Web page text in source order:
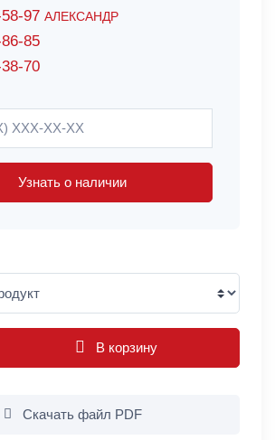
97 АЛЕКСАНДР
85
70
Узнать о наличии
В корзину
Скачать файл PDF